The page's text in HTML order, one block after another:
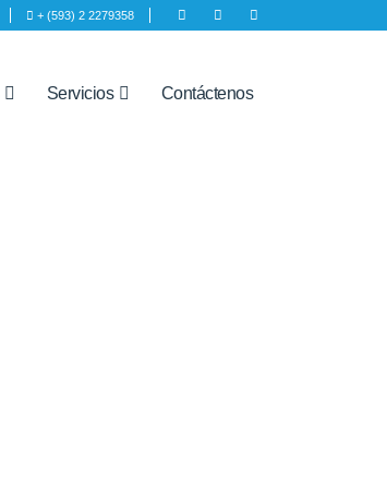
+ (593) 2 2279358
Servicios Contáctenos